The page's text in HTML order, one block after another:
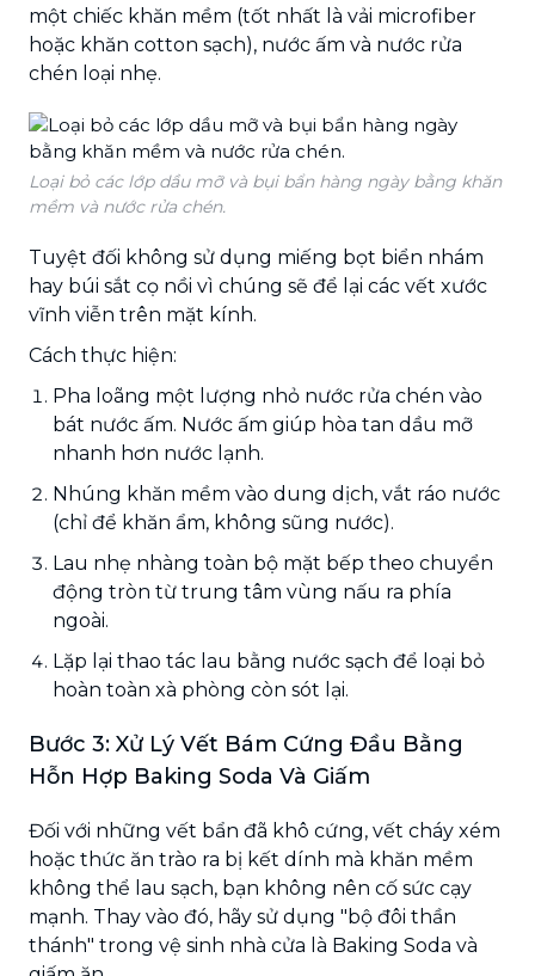
một chiếc khăn mềm (tốt nhất là vải microfiber
hoặc khăn cotton sạch), nước ấm và nước rửa
chén loại nhẹ.
Loại bỏ các lớp dầu mỡ và bụi bẩn hàng ngày bằng khăn
mềm và nước rửa chén.
Tuyệt đối không sử dụng miếng bọt biển nhám
hay búi sắt cọ nồi vì chúng sẽ để lại các vết xước
vĩnh viễn trên mặt kính.
Cách thực hiện:
Pha loãng một lượng nhỏ nước rửa chén vào
bát nước ấm. Nước ấm giúp hòa tan dầu mỡ
nhanh hơn nước lạnh.
Nhúng khăn mềm vào dung dịch, vắt ráo nước
(chỉ để khăn ẩm, không sũng nước).
Lau nhẹ nhàng toàn bộ mặt bếp theo chuyển
động tròn từ trung tâm vùng nấu ra phía
ngoài.
Lặp lại thao tác lau bằng nước sạch để loại bỏ
hoàn toàn xà phòng còn sót lại.
Bước 3: Xử Lý Vết Bám Cứng Đầu Bằng
Hỗn Hợp Baking Soda Và Giấm
Đối với những vết bẩn đã khô cứng, vết cháy xém
hoặc thức ăn trào ra bị kết dính mà khăn mềm
không thể lau sạch, bạn không nên cố sức cạy
mạnh. Thay vào đó, hãy sử dụng "bộ đôi thần
thánh" trong vệ sinh nhà cửa là Baking Soda và